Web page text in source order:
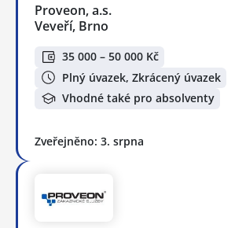
Proveon, a.s.
Veveří, Brno
35 000 – 50 000 Kč
Plný úvazek, Zkrácený úvazek
Vhodné také pro absolventy
Zveřejněno: 3. srpna